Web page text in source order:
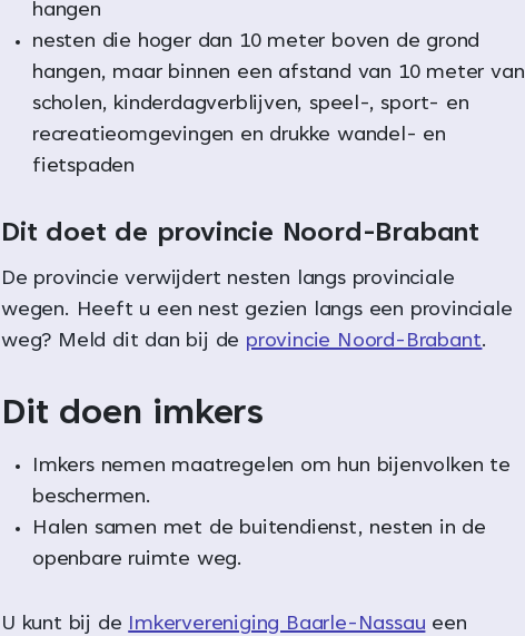
hangen
nesten die hoger dan 10 meter boven de grond
hangen, maar binnen een afstand van 10 meter van
scholen, kinderdagverblijven, speel-, sport- en
recreatieomgevingen en drukke wandel- en
fietspaden
Dit doet de provincie Noord-Brabant
De provincie verwijdert nesten langs provinciale
wegen. Heeft u een nest gezien langs een provinciale
weg? Meld dit dan bij de provincie Noord-Brabant.
Dit doen imkers
Imkers nemen maatregelen om hun bijenvolken te
beschermen.
Halen samen met de buitendienst, nesten in de
openbare ruimte weg.
U kunt bij de Imkervereniging Baarle-Nassau een